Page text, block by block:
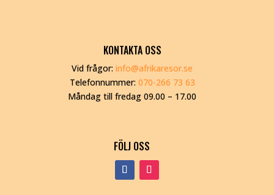
KONTAKTA OSS
Vid frågor:info@afrikaresor.se
Telefonnummer: 070-266 73 63
Måndag till fredag 09.00 – 17.00
FÖLJ OSS